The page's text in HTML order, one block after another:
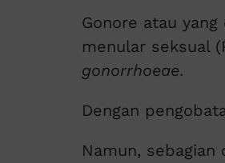
Gonore atau
menular seksual
gonorrhoeae.
Dengan
Namun,